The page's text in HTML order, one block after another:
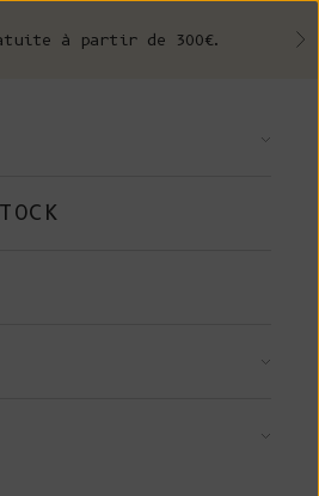
à partir de 300€.